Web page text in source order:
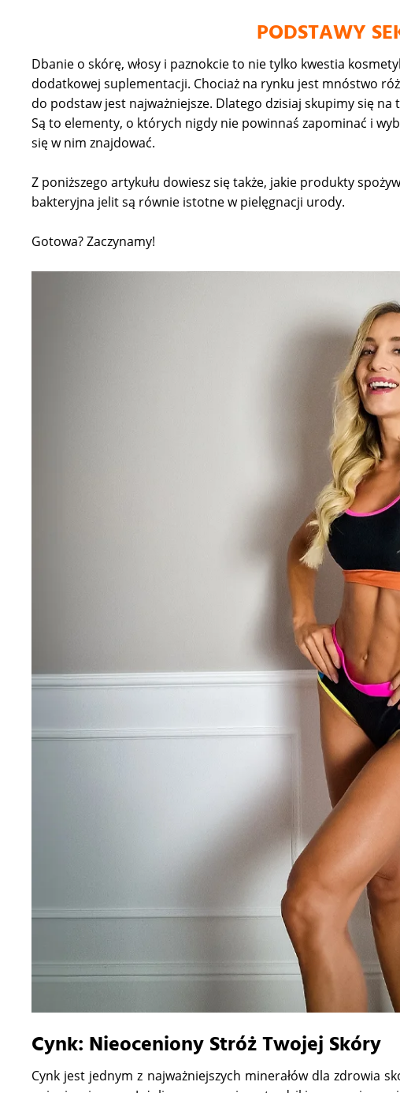
PODSTAWY
Dbanie o skórę, włosy i paznokcie to nie tylko kwestia
dodatkowej suplementacji. Chociaż na rynku jest mnóstwo
do podstaw jest najważniejsze. Dlatego dzisiaj skupimy się
Są to elementy, o których nigdy nie powinnaś zapominać i
się w nim znajdować.
Z poniższego artykułu dowiesz się także, jakie produkty
bakteryjna jelit są równie istotne w pielęgnacji urody.
Gotowa? Zaczynamy!
Cynk: Nieoceniony Stróż Twojej Skóry
Cynk jest jednym z najważniejszych minerałów dla zdrowia